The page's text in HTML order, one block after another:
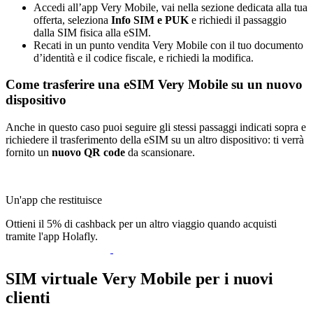
Accedi all’app Very Mobile, vai nella sezione dedicata alla tua
offerta, seleziona Info SIM e PUK e richiedi il passaggio
dalla SIM fisica alla eSIM.
Recati in un punto vendita Very Mobile con il tuo documento
d’identità e il codice fiscale, e richiedi la modifica.
Come trasferire una eSIM Very Mobile su un nuovo
dispositivo
Anche in questo caso puoi seguire gli stessi passaggi indicati sopra e
richiedere il trasferimento della eSIM su un altro dispositivo: ti verrà
fornito un nuovo QR code da scansionare.
Un'app che restituisce
Ottieni il 5% di cashback per un altro viaggio quando acquisti
tramite l'app Holafly.
SIM virtuale Very Mobile per i nuovi
clienti